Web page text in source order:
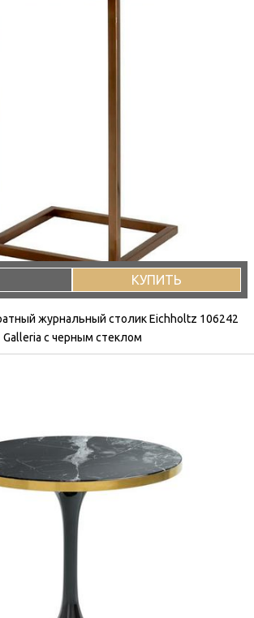
КУПИТЬ
журнальный столик Eichholtz 106242
Galleria с черным стеклом